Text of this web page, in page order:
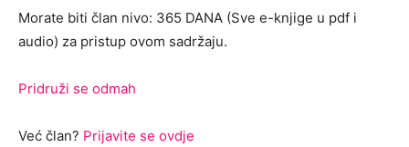
Morate biti član nivo: 365 DANA (Sve e-knjige u pdf i
audio) za pristup ovom sadržaju.
Pridruži se odmah
Već član? Prijavite se ovdje